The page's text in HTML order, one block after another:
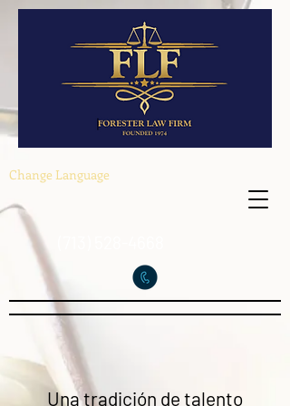
Change Language
Una tradición de talento